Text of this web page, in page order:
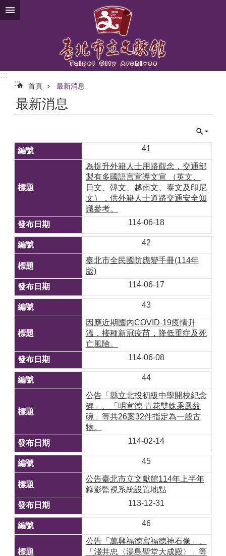
跳到主要內容區塊
:::
:::
首頁 最新消息
最新消息
41
為提升外籍人士用路觀念，交通部
製有多國語言宣導文宣 （英文、
日文、韓文、越南文、泰文及印尼
文），供外籍人士道路交通安全知
識參考。
114-06-18
42
臺北市全民國防應變手冊(114年
版)
114-06-17
43
因應近期國內COVID-19疫情升
溫，接種新冠疫苗，降低重症及死
亡風險。
114-06-08
44
公告「縣立北投初級中學開校紀念
碑」、「明宣德 青花雙姝乘鳳紋
碗」等共26案32件指定為一般古
物。
114-02-14
45
公告臺北市立文獻館114年上半年
錄影監視系統設置地點
113-12-31
46
公告「萬興福德宮福德神石像」、
「淺井忠〈湯島聖堂大成殿〉」等